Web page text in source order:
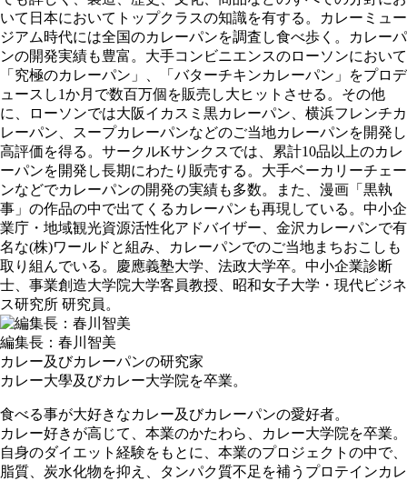
いて日本においてトップクラスの知識を有する。カレーミュー
ジアム時代には全国のカレーパンを調査し食べ歩く。カレーパ
ンの開発実績も豊富。大手コンビニエンスのローソンにおいて
「究極のカレーパン」、「バターチキンカレーパン」をプロデ
ュースし1か月で数百万個を販売し大ヒットさせる。その他
に、ローソンでは大阪イカスミ黒カレーパン、横浜フレンチカ
レーパン、スープカレーパンなどのご当地カレーパンを開発し
高評価を得る。サークルKサンクスでは、累計10品以上のカレ
ーパンを開発し長期にわたり販売する。大手ベーカリーチェー
ンなどでカレーパンの開発の実績も多数。また、漫画「黒執
事」の作品の中で出てくるカレーパンも再現している。中小企
業庁・地域観光資源活性化アドバイザー、金沢カレーパンで有
名な(株)ワールドと組み、カレーパンでのご当地まちおこしも
取り組んでいる。慶應義塾大学、法政大学卒。中小企業診断
士、事業創造大学院大学客員教授、昭和女子大学・現代ビジネ
ス研究所 研究員。
編集長：春川智美
カレー及びカレーパンの研究家
カレー大學及びカレー大学院を卒業。
食べる事が大好きなカレー及びカレーパンの愛好者。
カレー好きが高じて、本業のかたわら、カレー大学院を卒業。
自身のダイエット経験をもとに、本業のプロジェクトの中で、
脂質、炭水化物を抑え、タンパク質不足を補うプロテインカレ